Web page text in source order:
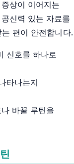
상이 이어지는
신력 있는 자료를
편이 안전합니다.
신호를 하나로
타나는지
바꿀 루틴을